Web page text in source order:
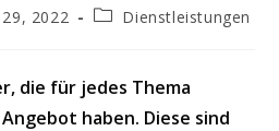
2022
Beitrags-
Dienstleistungen
die für jedes Thema
haben. Diese sind